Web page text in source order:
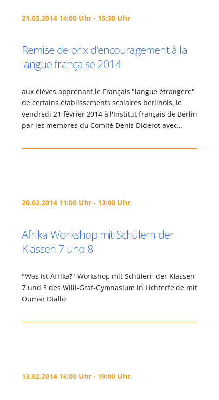
21.02.2014 14:00 Uhr - 15:30 Uhr:
Remise de prix d'encouragement à la
langue française 2014
aux élèves apprenant le Français "langue étrangère"
de certains établissements scolaires berlinois, le
vendredi 21 février 2014 à l'Institut français de Berlin
par les membres du Comité Denis Diderot avec…
20.02.2014 11:00 Uhr - 13:00 Uhr:
Afrika-Workshop mit Schülern der
Klassen 7 und 8
"Was ist Afrika?" Workshop mit Schülern der Klassen
7 und 8 des Willi-Graf-Gymnasium in Lichterfelde mit
Oumar Diallo
13.02.2014 16:00 Uhr - 19:00 Uhr: